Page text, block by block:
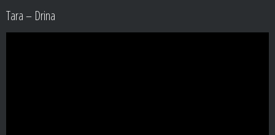
Tara – Drina